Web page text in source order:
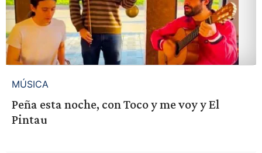
MÚSICA
Peña esta noche, con Toco y me voy y El
Pintau